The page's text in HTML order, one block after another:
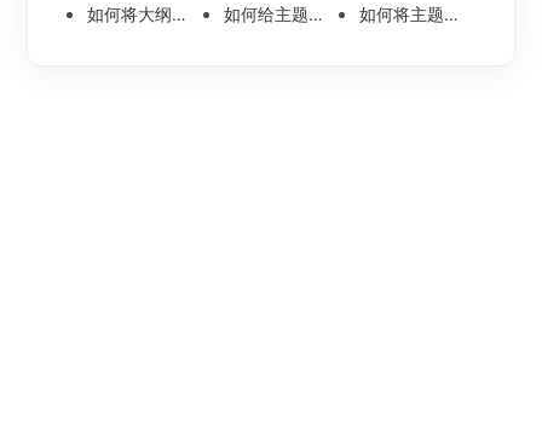
如何将大纲文件分页导出？
如何给主题节点插入一个标注？ 如何将主题节点中的图片一键转为思维导图？